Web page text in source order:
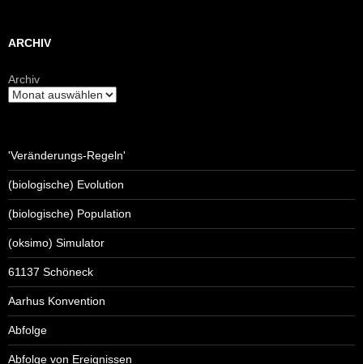
ARCHIV
Archiv
'Veränderungs-Regeln'
(biologische) Evolution
(biologische) Population
(oksimo) Simulator
61137 Schöneck
Aarhus Konvention
Abfolge
Abfolge von Ereignissen